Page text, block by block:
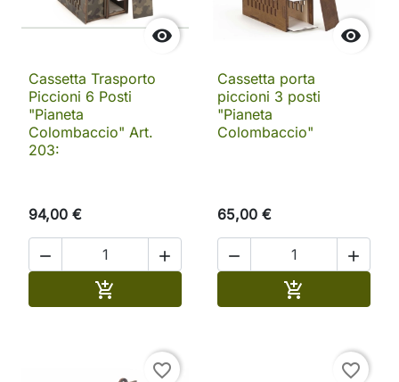

Cassetta Trasporto
Piccioni 6 Posti
"Pianeta
Colombaccio" Art.
203:
94,00 €
 


Cassetta porta
piccioni 3 posti
"Pianeta
Colombaccio"
65,00 €
 

favorite_border favorite_border